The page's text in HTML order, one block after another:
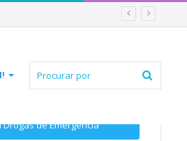
Drogas de Emergência